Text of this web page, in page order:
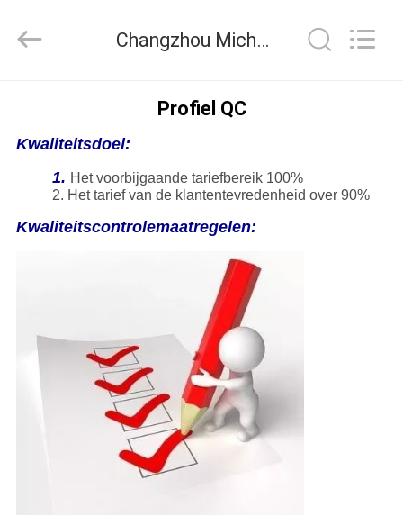
PRODUCTEN
ONS
KWALITEITSCONTROLE
CONTACTEER
Changzhou Michelle Bell Textile Machinery Company Kwaliteitscontrole
Profiel QC
Kwaliteitsdoel:
1. Het voorbijgaande tariefbereik 100%
2. Het tarief van de klantentevredenheid over 90%
Kwaliteitscontrolemaatregelen: